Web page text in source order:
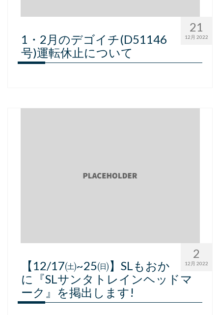
21
12月 2022
1・2月のデゴイチ(D51146
号)運転休止について
2
12月 2022
【12/17㈯~25㈰】SLもおか
に『SLサンタトレインヘッドマ
ーク』を掲出します!